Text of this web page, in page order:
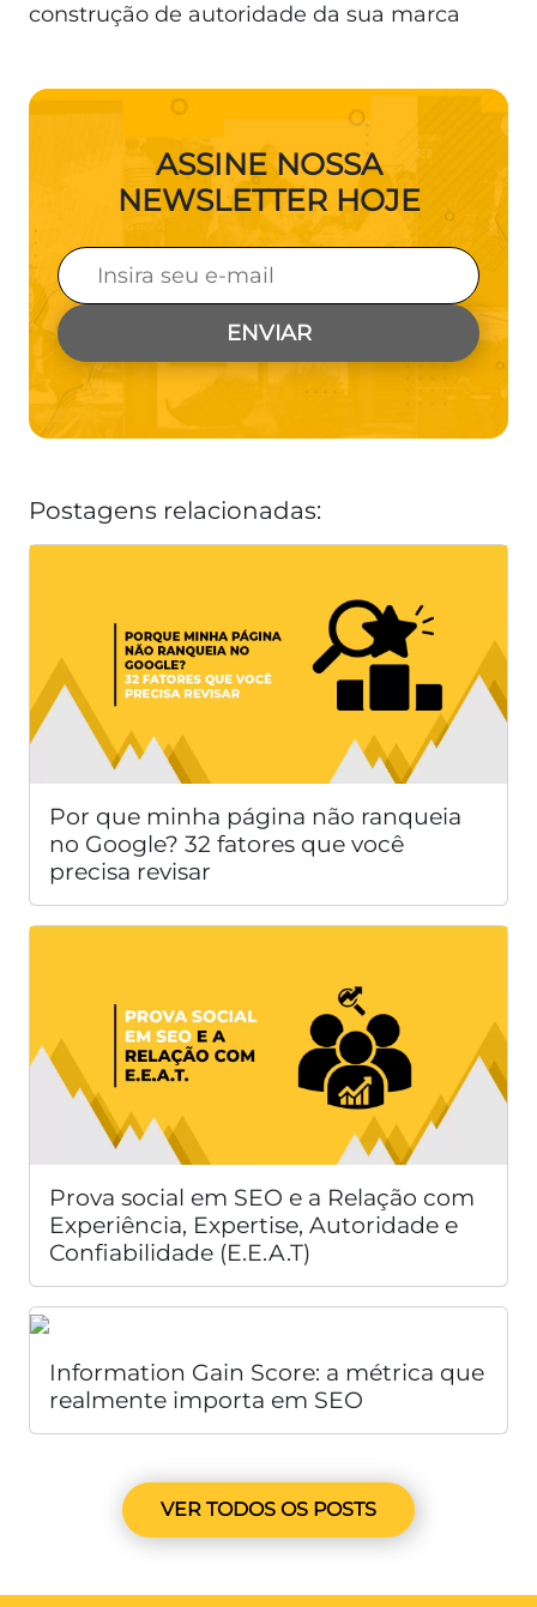
construção de autoridade da sua marca
ASSINE NOSSA
NEWSLETTER HOJE
Postagens relacionadas:
Por que minha página não ranqueia
no Google? 32 fatores que você
precisa revisar
Prova social em SEO e a Relação com
Experiência, Expertise, Autoridade e
Confiabilidade (E.E.A.T)
Information Gain Score: a métrica que
realmente importa em SEO
VER TODOS OS POSTS